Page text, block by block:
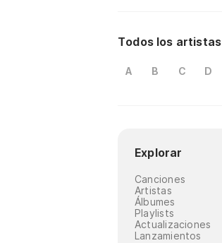
Todos los artistas
A B C D
Explorar
Canciones
Artistas
Álbumes
Playlists
Actualizaciones
Lanzamientos